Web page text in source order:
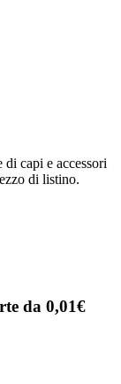
capi e accessori
di listino.
da 0,01€